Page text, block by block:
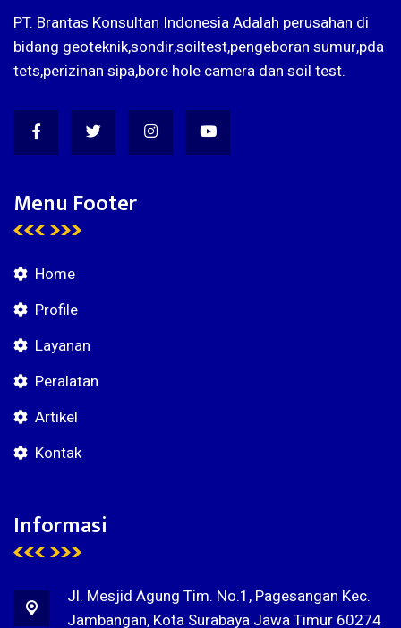
PT. Brantas Konsultan Indonesia Adalah perusahan di
bidang geoteknik,sondir,soiltest,pengeboran sumur,pda
tets,perizinan sipa,bore hole camera dan soil test.
Menu Footer
Home
Profile
Layanan
Peralatan
Artikel
Kontak
Informasi
Jl. Mesjid Agung Tim. No.1, Pagesangan Kec.
Jambangan, Kota Surabaya Jawa Timur 60274